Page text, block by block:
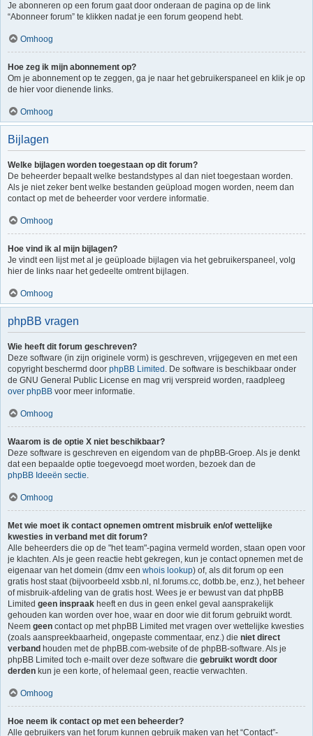
Je abonneren op een forum gaat door onderaan de pagina op de link
“Abonneer forum” te klikken nadat je een forum geopend hebt.
Omhoog
Hoe zeg ik mijn abonnement op?
Om je abonnement op te zeggen, ga je naar het gebruikerspaneel en klik je op
de hier voor dienende links.
Omhoog
Bijlagen
Welke bijlagen worden toegestaan op dit forum?
De beheerder bepaalt welke bestandstypes al dan niet toegestaan worden.
Als je niet zeker bent welke bestanden geüpload mogen worden, neem dan
contact op met de beheerder voor verdere informatie.
Omhoog
Hoe vind ik al mijn bijlagen?
Je vindt een lijst met al je geüploade bijlagen via het gebruikerspaneel, volg
hier de links naar het gedeelte omtrent bijlagen.
Omhoog
phpBB vragen
Wie heeft dit forum geschreven?
Deze software (in zijn originele vorm) is geschreven, vrijgegeven en met een
copyright beschermd door phpBB Limited . De software is beschikbaar onder
de GNU General Public License en mag vrij verspreid worden, raadpleeg
over phpBB voor meer informatie.
Omhoog
Waarom is de optie X niet beschikbaar?
Deze software is geschreven en eigendom van de phpBB-Groep. Als je denkt
dat een bepaalde optie toegevoegd moet worden, bezoek dan de
phpBB Ideeën sectie.
Omhoog
Met wie moet ik contact opnemen omtrent misbruik en/of wettelijke
kwesties in verband met dit forum?
Alle beheerders die op de "het team"-pagina vermeld worden, staan open voor
je klachten. Als je geen reactie hebt gekregen, kun je contact opnemen met de
eigenaar van het domein (dmv een whois lookup) of, als dit forum op een
gratis host staat (bijvoorbeeld xsbb.nl, nl.forums.cc, dotbb.be, enz.), het beheer
of misbruik-afdeling van de gratis host. Wees je er bewust van dat phpBB
Limited geen inspraak heeft en dus in geen enkel geval aansprakelijk
gehouden kan worden over hoe, waar en door wie dit forum gebruikt wordt.
Neem geen contact op met phpBB Limited met vragen over wettelijke kwesties
(zoals aanspreekbaarheid, ongepaste commentaar, enz.) die niet direct
verband houden met de phpBB.com-website of de phpBB-software. Als je
phpBB Limited toch e-mailt over deze software die gebruikt wordt door
derden kun je een korte, of helemaal geen, reactie verwachten.
Omhoog
Hoe neem ik contact op met een beheerder?
Alle gebruikers van het forum kunnen gebruik maken van het “Contact”-